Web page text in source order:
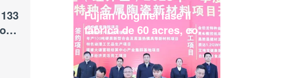
Fujian longmei fase II
fábrica de 60 acres, con
una inversión de 1.020
millones de yuanes